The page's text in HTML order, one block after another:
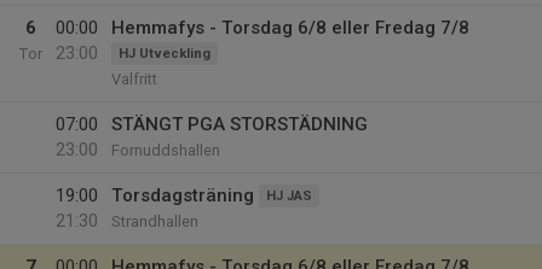
6
Tor
00:00
23:00
Hemmafys - Torsdag 6/8 eller Fredag 7/8
HJ Utveckling
Valfritt
07:00
23:00
STÄNGT PGA STORSTÄDNING
Fornuddshallen
19:00
21:30
Torsdagsträning HJ JAS
Strandhallen